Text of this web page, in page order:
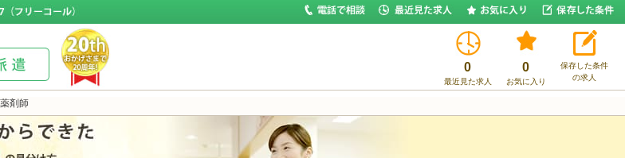
剤師
0
最近見た求人
0
お気に入り
保存した条件
の求人